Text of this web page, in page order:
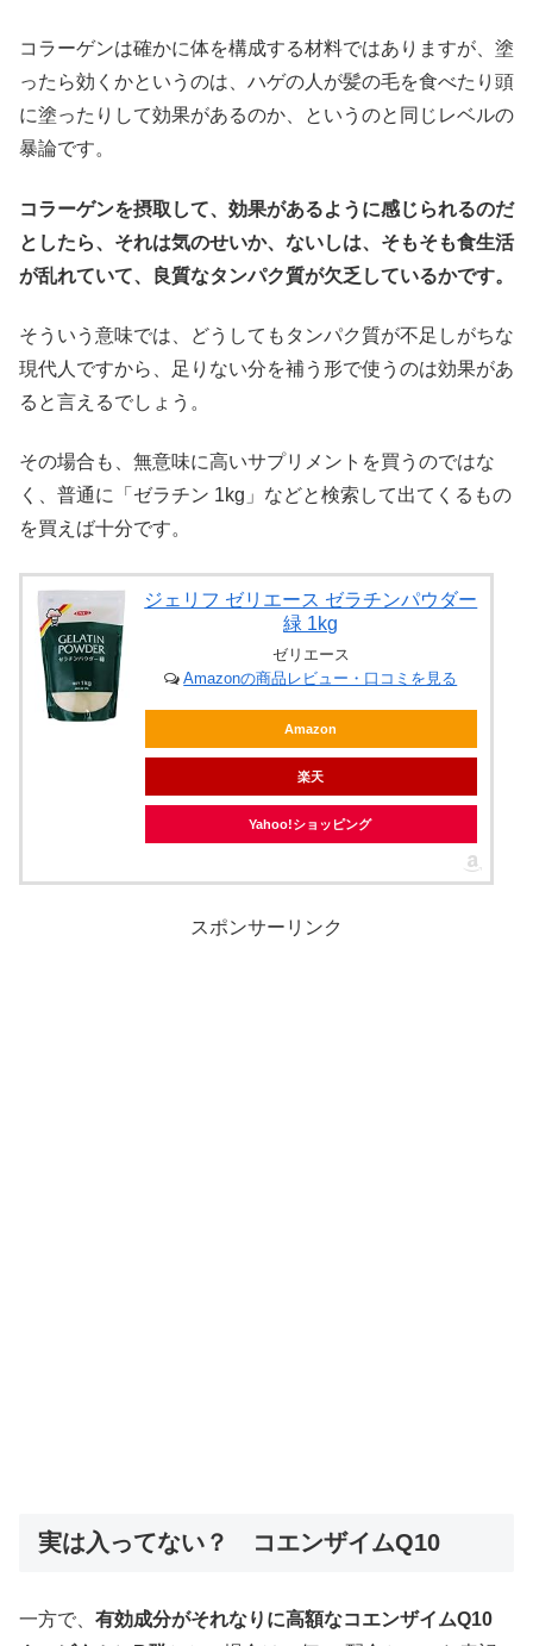
コラーゲンは確かに体を構成する材料ではありますが、塗
ったら効くかというのは、ハゲの人が髪の毛を食べたり頭
に塗ったりして効果があるのか、というのと同じレベルの
暴論です。
コラーゲンを摂取して、効果があるように感じられるのだ
としたら、それは気のせいか、ないしは、そもそも食生活
が乱れていて、良質なタンパク質が欠乏しているかです。
そういう意味では、どうしてもタンパク質が不足しがちな
現代人ですから、足りない分を補う形で使うのは効果があ
ると言えるでしょう。
その場合も、無意味に高いサプリメントを買うのではな
く、普通に「ゼラチン 1kg」などと検索して出てくるもの
を買えば十分です。
ジェリフ ゼリエース ゼラチンパウダー
緑 1kg
ゼリエース
Amazonの商品レビュー・口コミを見る
Amazon
楽天
Yahoo!ショッピング
スポンサーリンク
実は入ってない？ コエンザイムQ10
一方で、 有効成分がそれなりに高額なコエンザイムQ10